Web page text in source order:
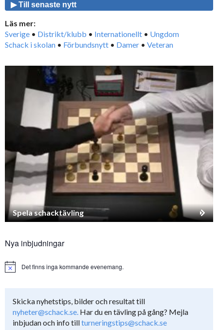
▶ Till senaste nytt
Läs mer:
Sverige • Distrikt/klubb • Internationellt • Ungdom
Schack i skolan • Förbundsnytt • Damer • Veteran
Spela schacktävling
Nya inbjudningar
Notice Det finns inga kommande evenemang.
Skicka nyhetstips, bilder och resultat till
nyheter@schack.se. Har du en tävling på gång? Mejla
inbjudan och info tillturneringstips@schack.se